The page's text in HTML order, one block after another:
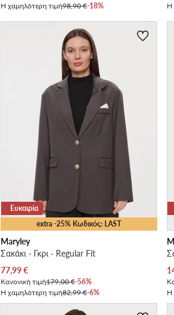
Η χαμηλότερη τιμή98,90 €-18%
Η
extra -25% Κωδικός: LAST
Ευκαιρία
Maryley
Σακάκι · Γκρι · Regular Fit
Τρέχουσα τιμή
77,99€
Κανονική τιμή179,00 €-56%
Η χαμηλότερη τιμή82,99 €-6%
Η